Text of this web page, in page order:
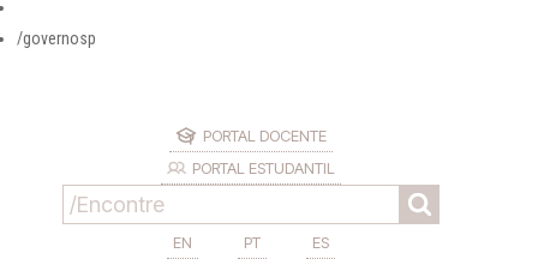
/governosp
PORTAL DOCENTE
PORTAL ESTUDANTIL
EN PT ES